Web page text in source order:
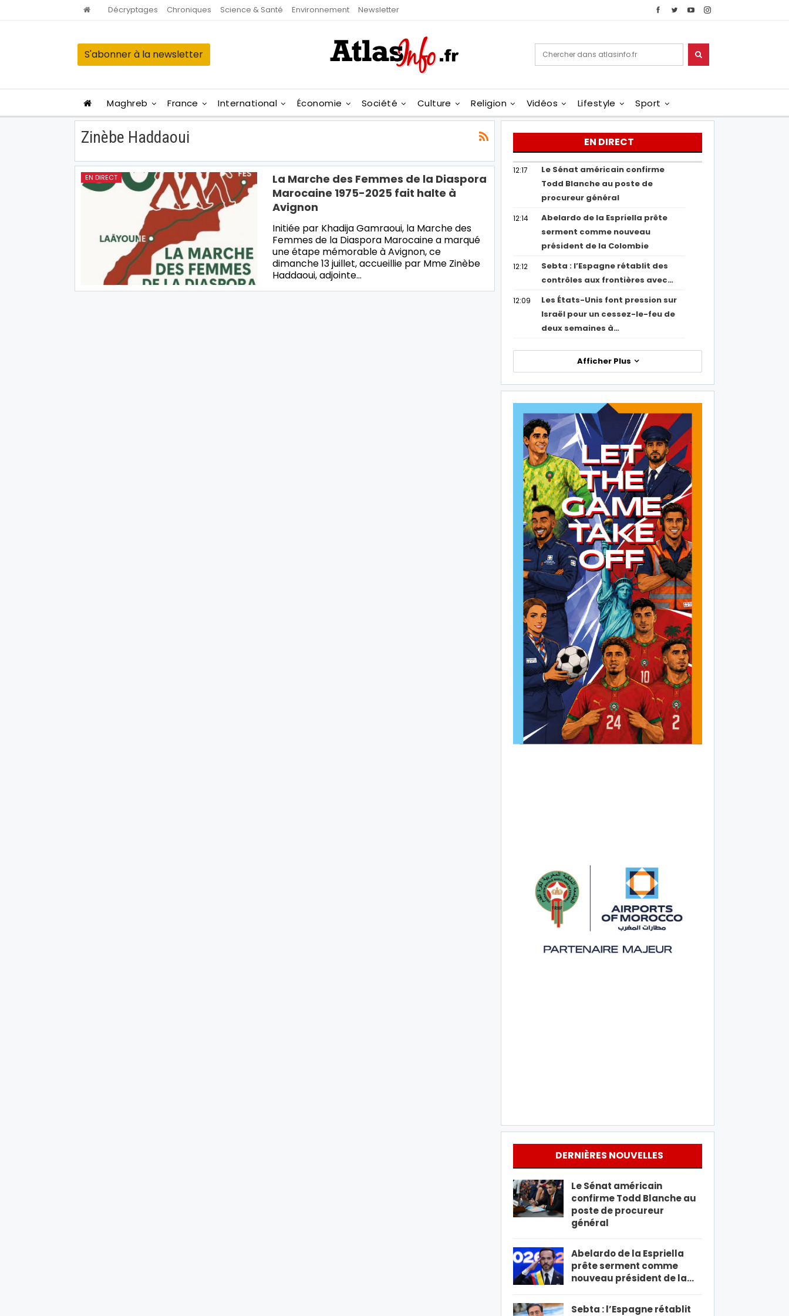
Décryptages Chroniques Science & Santé Environnement Newsletter
S'abonner à la newsletter
Maghreb France International Économie Société Culture Religion Vidéos Lifestyle Sport
Zinèbe Haddaoui
EN DIRECT
La Marche des Femmes de la Diaspora
Marocaine 1975-2025 fait halte à
Avignon
Initiée par Khadija Gamraoui, la Marche des
Femmes de la Diaspora Marocaine a marqué
une étape mémorable à Avignon, ce
dimanche 13 juillet, accueillie par Mme Zinèbe
Haddaoui, adjointe…
EN DIRECT
12:17
Le Sénat américain confirme
Todd Blanche au poste de
procureur général
12:14
Abelardo de la Espriella prête
serment comme nouveau
président de la Colombie
12:12
Sebta : l’Espagne rétablit des
contrôles aux frontières avec…
12:09
Les États-Unis font pression sur
Israël pour un cessez-le-feu de
deux semaines à…
Afficher Plus
DERNIÈRES NOUVELLES
Le Sénat américain
confirme Todd Blanche au
poste de procureur
général
Abelardo de la Espriella
prête serment comme
nouveau président de la…
Sebta : l’Espagne rétablit